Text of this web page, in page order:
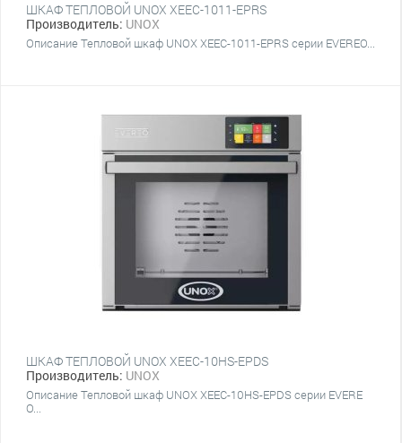
ШКАФ ТЕПЛОВОЙ UNOX XEEC-1011-EPRS
Производитель: UNOX
Описание Тепловой шкаф UNOX XEEC-1011-EPRS серии EVEREO...
ШКАФ ТЕПЛОВОЙ UNOX XEEC-10HS-EPDS
Производитель: UNOX
Описание Тепловой шкаф UNOX XEEC-10HS-EPDS серии EVERE
O...